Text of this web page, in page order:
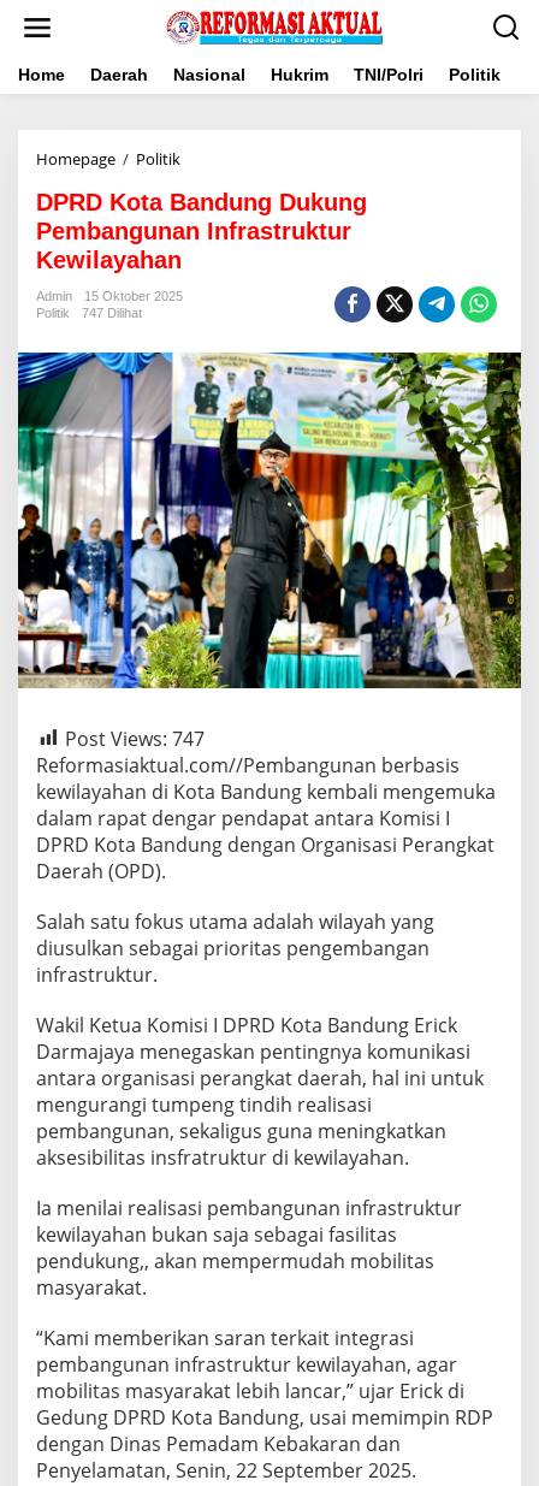
Home Daerah Nasional Hukrim TNI/Polri Politik
Homepage / PolitikDPRD
Bandung
Dukung
Pembangunan
Infrastruktur
Kewilayahan
DPRD Kota Bandung Dukung
Pembangunan Infrastruktur
Kewilayahan
Admin
15 Oktober 2025
Politik
747 Dilihat
Post Views: 747
Reformasiaktual.com//Pembangunan berbasis
kewilayahan di Kota Bandung kembali mengemuka
dalam rapat dengar pendapat antara Komisi I
DPRD Kota Bandung dengan Organisasi Perangkat
Daerah (OPD).
Salah satu fokus utama adalah wilayah yang
diusulkan sebagai prioritas pengembangan
infrastruktur.
Wakil Ketua Komisi I DPRD Kota Bandung Erick
Darmajaya menegaskan pentingnya komunikasi
antara organisasi perangkat daerah, hal ini untuk
mengurangi tumpeng tindih realisasi
pembangunan, sekaligus guna meningkatkan
aksesibilitas insfratruktur di kewilayahan.
Ia menilai realisasi pembangunan infrastruktur
kewilayahan bukan saja sebagai fasilitas
pendukung,, akan mempermudah mobilitas
masyarakat.
“Kami memberikan saran terkait integrasi
pembangunan infrastruktur kewilayahan, agar
mobilitas masyarakat lebih lancar,” ujar Erick di
Gedung DPRD Kota Bandung, usai memimpin RDP
dengan Dinas Pemadam Kebakaran dan
Penyelamatan, Senin, 22 September 2025.